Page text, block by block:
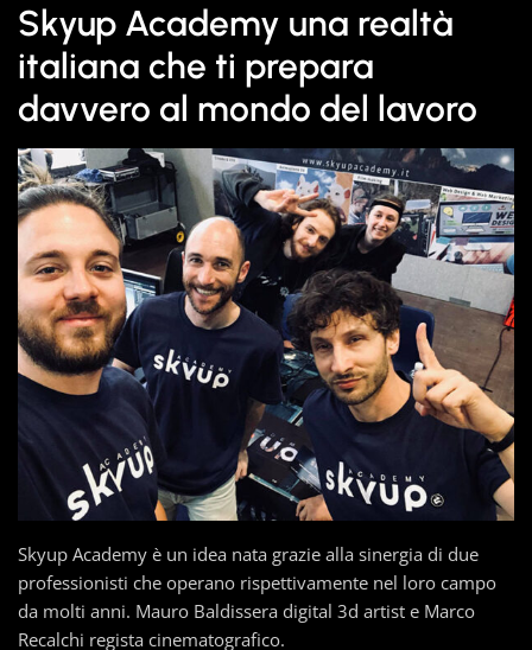
Skyup Academy una realtà
italiana che ti prepara
davvero al mondo del lavoro
Skyup Academy è un idea nata grazie alla sinergia di due
professionisti che operano rispettivamente nel loro campo
da molti anni. Mauro Baldissera digital 3d artist e Marco
Recalchi regista cinematografico.